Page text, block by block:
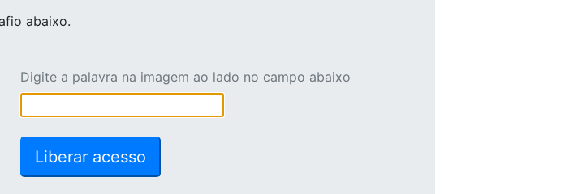
abaixo.
Digite a palavra na imagem ao lado no campo abaixo